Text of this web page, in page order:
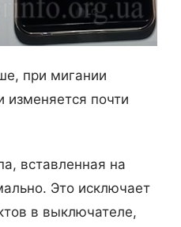
при мигании
изменяется почти
вставленная на
Это исключает
в выключателе,